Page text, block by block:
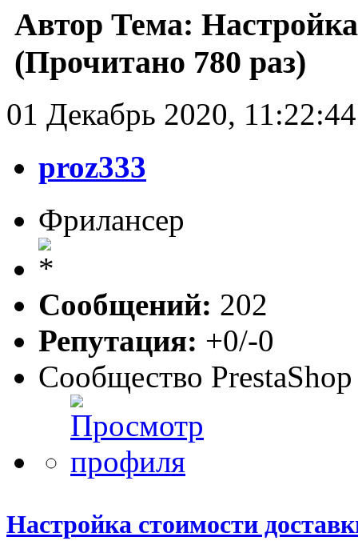
Автор Тема:
(Прочитано 780 раз)
01 Декабрь 2020, 11:22:44
proz333
Фрилансер
Сообщений: 202
Репутация: +0/-0
Сообщество PrestaShop
Настройка стоимости